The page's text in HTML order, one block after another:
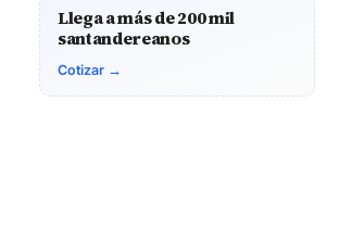
Llega a más de 200 mil
santandereanos
Cotizar →